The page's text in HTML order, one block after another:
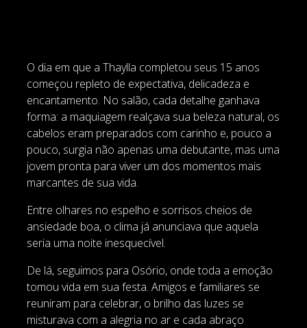
O dia em que a Thaylla completou seus 15 anos
começou repleto de expectativa, delicadeza e
encantamento. No salão, cada detalhe ganhava
forma: a maquiagem realçava sua beleza natural, os
cabelos eram preparados com carinho e, pouco a
pouco, surgia não apenas uma debutante, mas uma
jovem pronta para viver um dos momentos mais
marcantes de sua vida.
Entre olhares no espelho e sorrisos cheios de
ansiedade boa, o clima já anunciava que aquela
seria uma noite inesquecível.
De lá, seguimos para Osório, onde toda a emoção
tomou vida em sua festa. Amigos e familiares se
reuniram para celebrar, o brilho das luzes se
misturava com a alegria no ar e cada abraço